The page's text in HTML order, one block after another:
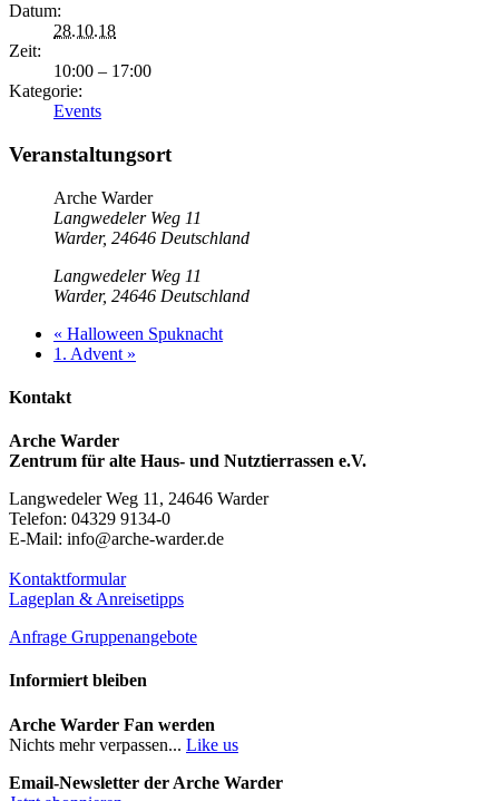
Datum:
28.10.18
Zeit:
10:00 – 17:00
Kategorie:
Events
Veranstaltungsort
Arche Warder
Langwedeler Weg 11
Warder, 24646 Deutschland
Langwedeler Weg 11
Warder, 24646 Deutschland
« Halloween Spuknacht
1. Advent »
Kontakt
Arche Warder
Zentrum für alte Haus- und Nutztierrassen e.V.
Langwedeler Weg 11, 24646 Warder
Telefon: 04329 9134-0
E-Mail: info@arche-warder.de
Kontaktformular
Lageplan & Anreisetipps
Anfrage Gruppenangebote
Informiert bleiben
Arche Warder Fan werden
Nichts mehr verpassen... Like us
Email-Newsletter der Arche Warder